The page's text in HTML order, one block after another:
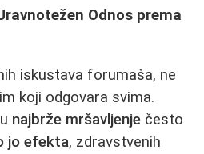
Odnos prema
iskustava forumaša, ne
koji odgovara svima.
najbrže mršavljenje često
jo efekta, zdravstvenih